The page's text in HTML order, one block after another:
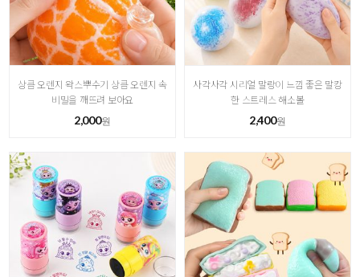
상큼 오렌지 왁스뿌수기 상큼 오렌지 속
비밀을 깨뜨려 보아요
2,000원
사각사각 시리얼 말랑이 느낌 좋은 말캉
한 스트레스 해소볼
2,400원